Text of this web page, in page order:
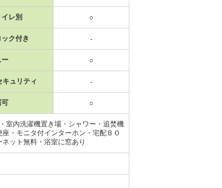
レ別 ○
ク付き -
ー ○
キュリティ -
可 ○
室内洗濯機置き場・シャワー・追焚機
・モニタ付インターホン・宅配ＢＯ
ット無料・浴室に窓あり